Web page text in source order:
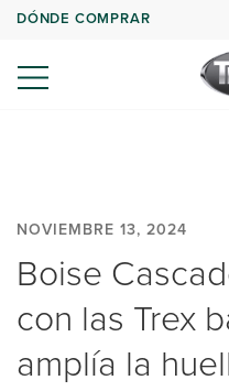
DÓNDE COMPRAR
NOVIEMBRE 13, 2024
Boise
con las Trex
amplía la